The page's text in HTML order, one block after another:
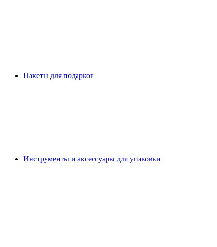
Пакеты для подарков
Инструменты и аксессуары для упаковки